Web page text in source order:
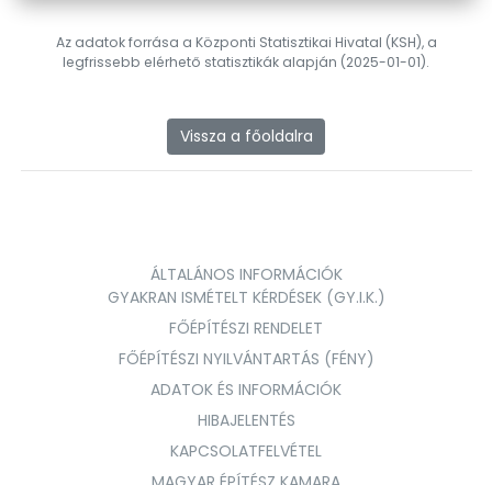
Az adatok forrása a Központi Statisztikai Hivatal (KSH), a
legfrissebb elérhető statisztikák alapján (2025-01-01).
Vissza a főoldalra
ÁLTALÁNOS INFORMÁCIÓK
GYAKRAN ISMÉTELT KÉRDÉSEK (GY.I.K.)
FŐÉPÍTÉSZI RENDELET
FŐÉPÍTÉSZI NYILVÁNTARTÁS (FÉNY)
ADATOK ÉS INFORMÁCIÓK
HIBAJELENTÉS
KAPCSOLATFELVÉTEL